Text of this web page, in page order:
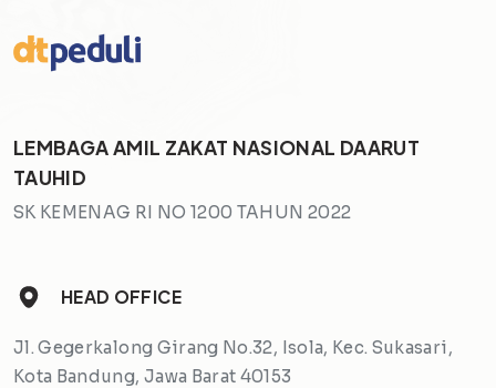
LEMBAGA AMIL ZAKAT NASIONAL DAARUT
TAUHID
SK KEMENAG RI NO 1200 TAHUN 2022
HEAD OFFICE
Jl. Gegerkalong Girang No.32, Isola, Kec. Sukasari,
Kota Bandung, Jawa Barat 40153